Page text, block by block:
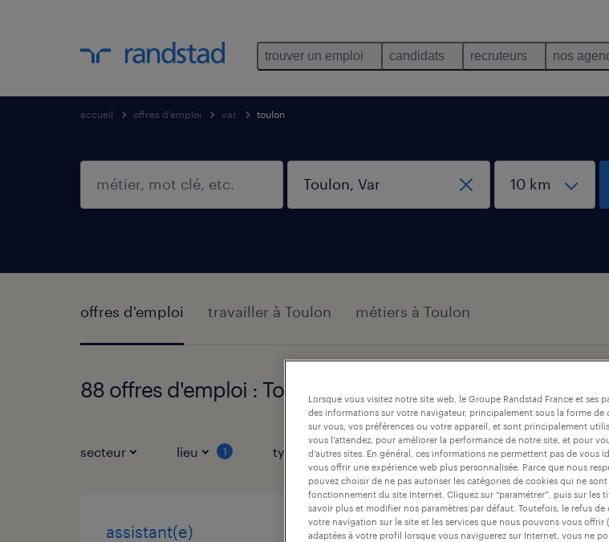
trouver un emploi candidats recruteurs nos
accueil offres d'emploi var toulon
offres d'emploi travailler à Toulon métiers à Toulon
88 offres d'emploi : Toulon, Var
secteur lieu 1 type de contrat durée du contrat
assistant(e)
coordinateur logistique
Lorsque vous visitez notre site web, le Groupe Randstad France et ses
des informations sur votre navigateur, principalement sous la forme
sur vous, vos préférences ou votre appareil, et sont principalement
vous l’attendez, pour améliorer la performance de notre site, et pour
d’autres sites. En général, ces informations ne permettent pas de vous
vous offrir une expérience web plus personnalisée. Parce que nous
pouvez choisir de ne pas autoriser les catégories de cookies qui ne
fonctionnement du site Internet. Cliquez sur “paramétrer”, puis sur les
savoir plus et modifier nos paramètres par défaut. Toutefois, le refus
votre navigation sur le site et les services que nous pouvons vous offrir
adaptées à votre profil lorsque vous naviguerez sur Internet, vous ne